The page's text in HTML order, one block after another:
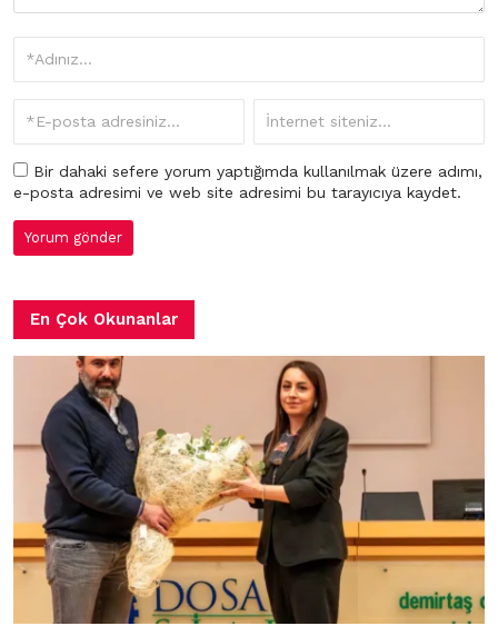
Bir dahaki sefere yorum yaptığımda kullanılmak üzere adımı,
e-posta adresimi ve web site adresimi bu tarayıcıya kaydet.
En Çok Okunanlar